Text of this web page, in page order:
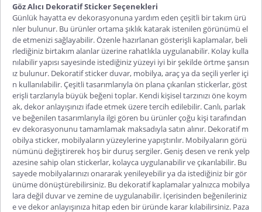
Göz Alıcı Dekoratif Sticker Seçenekleri
Günlük hayatta ev dekorasyonuna yardım eden çeşitli bir takım ürü
nler bulunur. Bu ürünler ortama şıklık katarak istenilen görünümü el
de etmenizi sağlayabilir. Özenle hazırlanan gösterişli kaplamalar, beli
rlediğiniz birtakım alanlar üzerine rahatlıkla uygulanabilir. Kolay kulla
nılabilir yapısı sayesinde istediğiniz yüzeyi iyi bir şekilde örtme şansın
ız bulunur. Dekoratif stickerduvar, mobilya, araç ya da seçili yerler içi
n kullanılabilir. Çeşitli tasarımlarıyla ön plana çıkarılan stickerlar, göst
erişli tarzlarıyla büyük beğeni toplar. Kendi kişisel tarzınızı öne koym
ak, dekor anlayışınızı ifade etmek üzere tercih edilebilir. Canlı, parlak
ve beğenilen tasarımlarıyla ilgi gören bu ürünler çoğu kişi tarafından
ev dekorasyonunu tamamlamak maksadıyla satın alınır. Dekoratif m
obilya sticker, mobilyaların yüzeylerine yapıştırılır. Mobilyaların görü
nümünü değiştirerek hoş bir duruş sergiler. Geniş desen ve renk yelp
azesine sahip olan stickerlar, kolayca uygulanabilir ve çıkarılabilir. Bu
sayede mobilyalarınızı onararak yenileyebilir ya da istediğiniz bir gör
ünüme dönüştürebilirsiniz. Bu dekoratif kaplamalar yalnızca mobilya
lara değil duvar ve zemine de uygulanabilir. İçerisinden beğenileriniz
e ve dekor anlayışınıza hitap eden bir üründe karar kılabilirsiniz. Paza